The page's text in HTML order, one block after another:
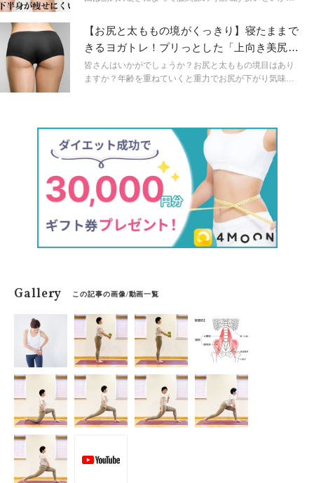
お尻の筋肉をストレッチしてほぐしてみましょう！
【お尻と太ももの境がくっきり】寝たままで
きるヨガトレ！プリっとした「上向き美尻の
作り方」
皆さんはいかがでしょうか？お尻と太ももの境目はあり
ますか？年齢を重ねていくと重力でお尻が下がり気味に
グをご紹介します
Gallery この記事の画像/動画一覧